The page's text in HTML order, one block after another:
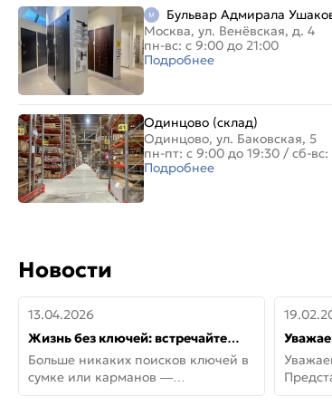
Бульвар Адмирала
Москва, ул. Венёвская, д. 4
пн-вс: с 9:00 до 21:00
Подробнее
Одинцово (склад)
Одинцово, ул. Баковская, 5
пн-пт: с 9:00 до 19:30 / сб-
Подробнее
Новости
13.04.2026
Жизнь без ключей: встречайте
новую дверь СИТИ ИНТЕГРА
АйКью!
Больше никаких поисков ключей в
сумке или карманов —
представляем СИТИ ИНТЕГРА